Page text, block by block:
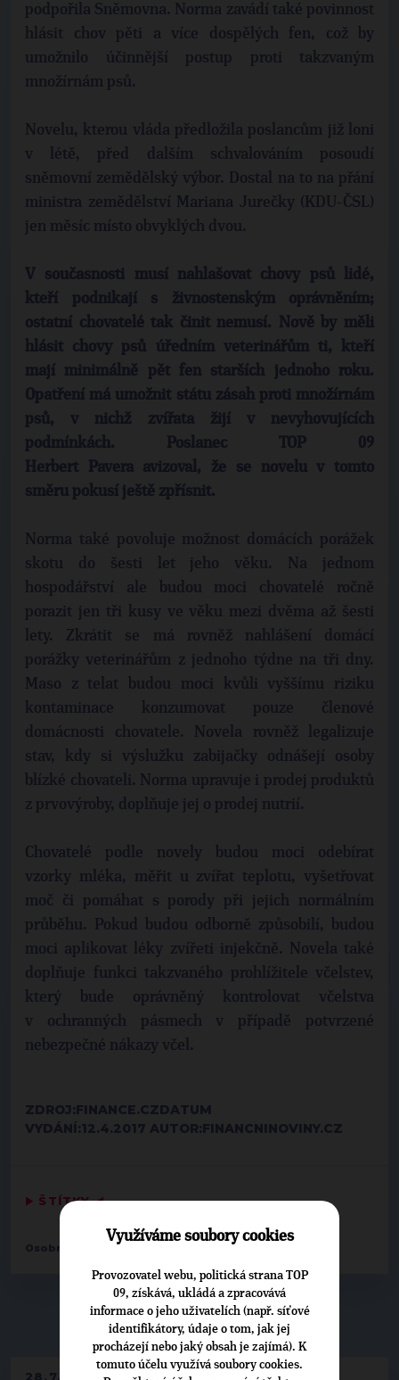
NEPŘEHLÉDNĚTE ◀
28.7.2026
podpořila Sněmovna. Norma zavádí také povinnost
hlásit chov pěti a více dospělých fen, což by
umožnilo účinnější postup proti takzvaným
množírnám psů.
Novelu, kterou vláda předložila poslancům již loni
v létě, před dalším schvalováním posoudí
sněmovní zemědělský výbor. Dostal na to na přání
ministra zemědělství Mariana Jurečky (KDU-ČSL)
jen měsíc místo obvyklých dvou.
V současnosti musí nahlašovat chovy psů lidé,
kteří podnikají s živnostenským oprávněním;
ostatní chovatelé tak činit nemusí. Nově by měli
hlásit chovy psů úředním veterinářům ti, kteří
mají minimálně pět fen starších jednoho roku.
Opatření má umožnit státu zásah proti množírnám
psů, v nichž zvířata žijí v nevyhovujících
podmínkách. Poslanec TOP 09
Herbert Pavera avizoval, že se novelu v tomto
směru pokusí ještě zpřísnit.
Norma také povoluje možnost domácích porážek
skotu do šesti let jeho věku. Na jednom
hospodářství ale budou moci chovatelé ročně
porazit jen tři kusy ve věku mezi dvěma až šesti
lety. Zkrátit se má rovněž nahlášení domácí
porážky veterinářům z jednoho týdne na tři dny.
Maso z telat budou moci kvůli vyššímu riziku
kontaminace konzumovat pouze členové
domácnosti chovatele. Novela rovněž legalizuje
stav, kdy si výslužku zabijačky odnášejí osoby
blízké chovateli. Norma upravuje i prodej produktů
z prvovýroby, doplňuje jej o prodej nutrií.
Chovatelé podle novely budou moci odebírat
vzorky mléka, měřit u zvířat teplotu, vyšetřovat
moč či pomáhat s porody při jejich normálním
průběhu. Pokud budou odborně způsobilí, budou
moci aplikovat léky zvířeti injekčně. Novela také
doplňuje funkci takzvaného prohlížitele včelstev,
který bude oprávněný kontrolovat včelstva
v ochranných pásmech v případě potvrzené
nebezpečné nákazy včel.
ZDROJ:FINANCE.CZDATUM
VYDÁNÍ:12.4.2017 AUTOR:FINANCNINOVINY.CZ
▶ ŠTÍTKY◀
Osobnosti: Herbert Pavera
Využíváme soubory cookies
Provozovatel webu, politická strana TOP
09, získává, ukládá a zpracovává
informace o jeho uživatelích (např. síťové
identifikátory, údaje o tom, jak jej
procházejí nebo jaký obsah je zajímá). K
tomuto účelu využívá soubory cookies.